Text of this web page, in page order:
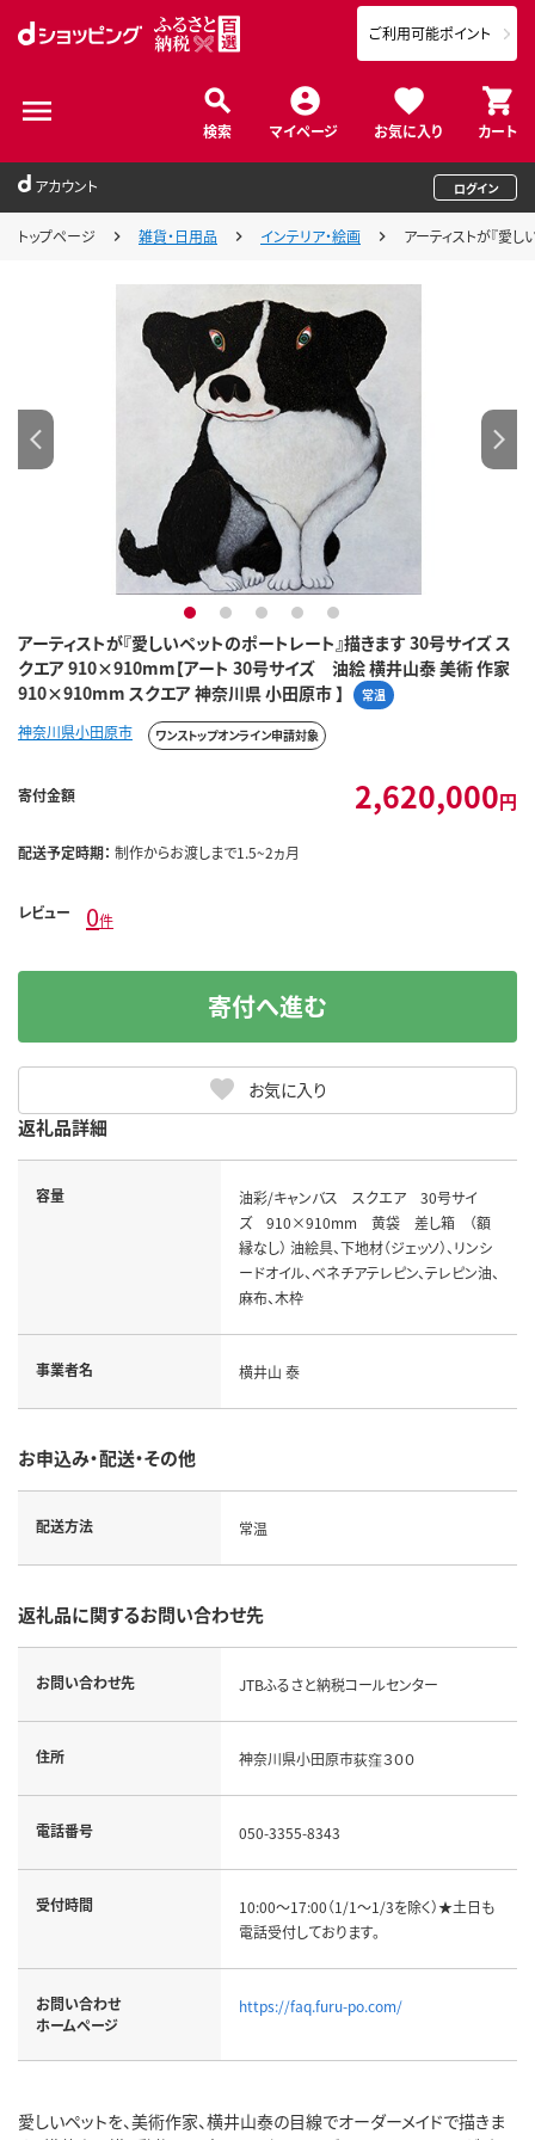
検索 マイページ お気に入り カート
ご利用可能ポイント
アカウント ログイン
トップページ 雑貨・日用品 インテリア・絵画 アーティストが『愛
アーティストが『愛しいペットのポートレート』描きます 30号サイズ ス
クエア 910×910mm【アート 30号サイズ 油絵 横井山泰 美術 作家
910×910mm スクエア 神奈川県 小田原市 】
常温
1 2 3 4 5
神奈川県小田原市 ワンストップオンライン申請対象
寄付金額 2,620,000円
配送予定時期： 制作からお渡しまで1.5~2ヵ月
レビュー 0件
お気に入り
寄付へ進む
返礼品詳細
容量
油彩/キャンバス スクエア 30号サイ
ズ 910×910mm 黄袋 差し箱 （額
縁なし） 油絵具、下地材（ジェッソ）、リンシ
ードオイル、ベネチアテレピン、テレピン油、
麻布、木枠
事業者名 横井山 泰
お申込み・配送・その他
配送方法 常温
返礼品に関するお問い合わせ先
お問い合わせ先 JTBふるさと納税コールセンター
住所 神奈川県小田原市荻窪３００
電話番号 050-3355-8343
受付時間
10:00～17:00（1/1～1/3を除く）★土日も
電話受付しております。
お問い合わせ
ホームページ
https://faq.furu-po.com/
愛しいペットを、美術作家、横井山泰の目線でオーダーメイドで描きま